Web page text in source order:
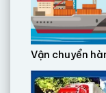
Vận chuyển